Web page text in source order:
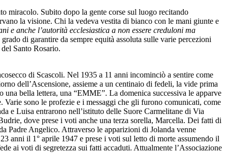
miracolo. Subito dopo la gente corse sul luogo recitando
la visione. Chi la vedeva vestita di bianco con le mani giunte e
e anche l’autorità ecclesiastica a non essere creduloni ma
di garantire da sempre equità assoluta sulle varie percezioni
Santo Rosario.
di Scascoli. Nel 1935 a 11 anni incominciò a sentire come
dell’Ascensione, assieme a un centinaio di fedeli, la vide prima
bella lettera, una “EMME”. La domenica successiva le apparve
sono le profezie e i messaggi che gli furono comunicati, come
e Luisa entrarono nell’istituto delle Suore Carmelitane di Via
dove prese i voti anche una terza sorella, Marcella. Dei fatti di
Padre Angelico. Attraverso le apparizioni di Jolanda venne
anni il 1° aprile 1947 e prese i voti sul letto di morte assumendo il
ai voti di segretezza sui fatti accaduti. Attualmente l’Associazione